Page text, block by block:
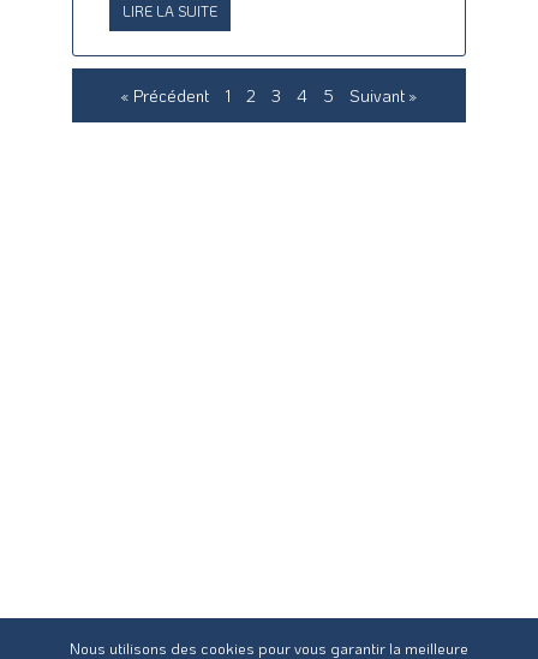
LIRE LA SUITE
« Précédent 1 2 3 4 5 Suivant »
Nous utilisons des cookies pour vous garantir la meilleure